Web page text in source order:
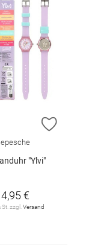
HINZUFÜGEN
ZUR
"Ylvi"
€
zzgl. Versand